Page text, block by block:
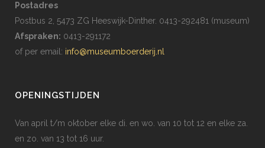
Postadres
Postbus 2, 5473 ZG Heeswijk-Dinther. 0413-292481 (museum)
Afspraken: 0413-291172
of per email: info@museumboerderij.nl
OPENINGSTIJDEN
Van april t/m oktober elke di. en wo. van 10 tot 12 en elke za.
en zo. van 13 tot 16 uur.